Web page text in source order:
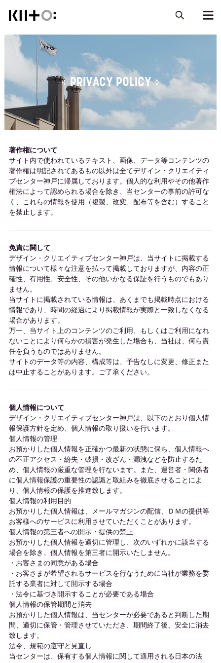
PRIVACY POLICY
著作権について
サイト内で使われているテキスト、画像、データ等コンテンツの
著作権は明記されてあるもの以外は全てデザイン・クリエイティ
ブセンター神戸に帰属しております。個人的な利用やその他著作
権法によって認められる場合を除き、当センターの事前の許可な
く、これらの情報を使用（複製、改変、配布等を含む）すること
を禁止します。
免責に関して
デザイン・クリエイティブセンター神戸は、当サイトに掲載する
情報について様々な注意を払って掲載しておりますが、内容の正
確性、有用性、安全性、その他いかなる保証を行うものでもあり
ません。
当サイトに掲載されている情報は、あくまでも掲載時点における
情報であり、時間の経過により掲載情報が実際と一致しなくなる
場合があります。
万一、当サイト上のコンテンツのご利用、もしくはご利用になれ
ないことにより何らかの損害が発生した場合も、当社は、何ら責
任を負うものではありません。
サイトのデータ等の内容、構成等は、予告なしに変更、修正また
は中止することがあります。ご了承ください。
個人情報について
デザイン・クリエイティブセンター神戸は、以下のとおり個人情
報保護方針を定め、個人情報の取り扱いを行います。
個人情報の管理
お預かりした個人情報を正確かつ最新の状態に保ち、個人情報へ
の不正アクセス・紛失・破損・改ざん・漏洩などを防止するた
め、個人情報の厳重な管理を行ないます。また、運営者・関係者
に個人情報保護の重要性の認識と取組みを徹底させることによ
り、個人情報の保護を推進致します。
個人情報の利用目的
お預かりした個人情報は、メールマガジンの配信、ＤＭの提供等
お客様へのサービスに利用させていただくことがあります。
個人情報の第三者への開示・提供の禁止
お預かりした個人情報を適切に管理し、次のいずれかに該当する
場合を除き、個人情報を第三者に開示いたしません。
・お客さまの同意がある場合
・お客さまが希望されるサービスを行なうために当社が業務を委
託する業者に対して開示する場合
・法令に基づき開示することが必要である場合
個人情報の保管期間と消去
お預かりした個人情報は、当センターが必要であると判断した期
間、適切に保管・管理させていただき、期間終了後、安全に消去
致します。
法令、規範の遵守と見直し
当センターは、保有する個人情報に関して適用される日本の法